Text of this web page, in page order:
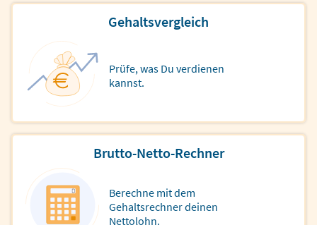
Gehaltsvergleich
Prüfe, was Du verdienen
kannst.
Brutto-Netto-Rechner
Berechne mit dem
Gehaltsrechner deinen
Nettolohn.